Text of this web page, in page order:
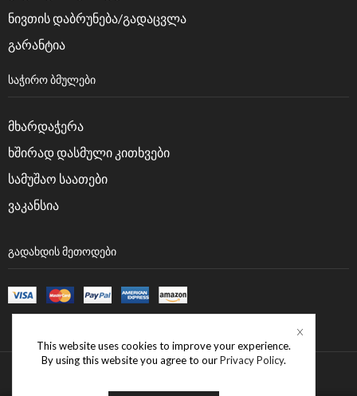
ნივთის დაბრუნება/გადაცვლა
გარანტია
ᲡᲐᲭᲘᲠᲝ ᲑᲛᲣᲚᲔᲑᲘ
მხარდაჭერა
ხშირად დასმული კითხვები
სამუშაო საათები
ვაკანსია
ᲒᲐᲓᲐᲮᲓᲘᲡ ᲛᲔᲗᲝᲓᲔᲑᲘ
This website uses cookies to improve your experience.
By using this website you agree to ourPrivacy Policy.